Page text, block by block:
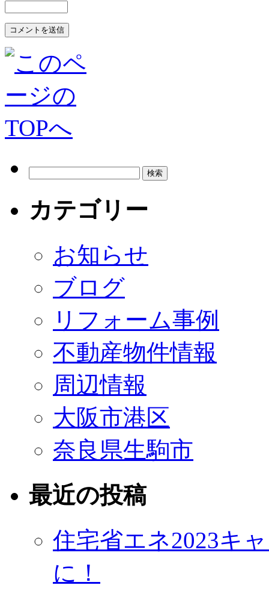
カテゴリー
お知らせ
ブログ
リフォーム事例
不動産物件情報
周辺情報
大阪市港区
奈良県生駒市
最近の投稿
住宅省エネ2023キ
に！